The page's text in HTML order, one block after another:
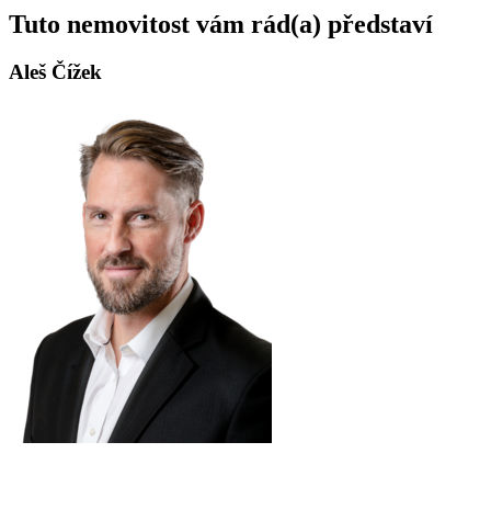
Tuto nemovitost vám rád(a) představí
Aleš Čížek